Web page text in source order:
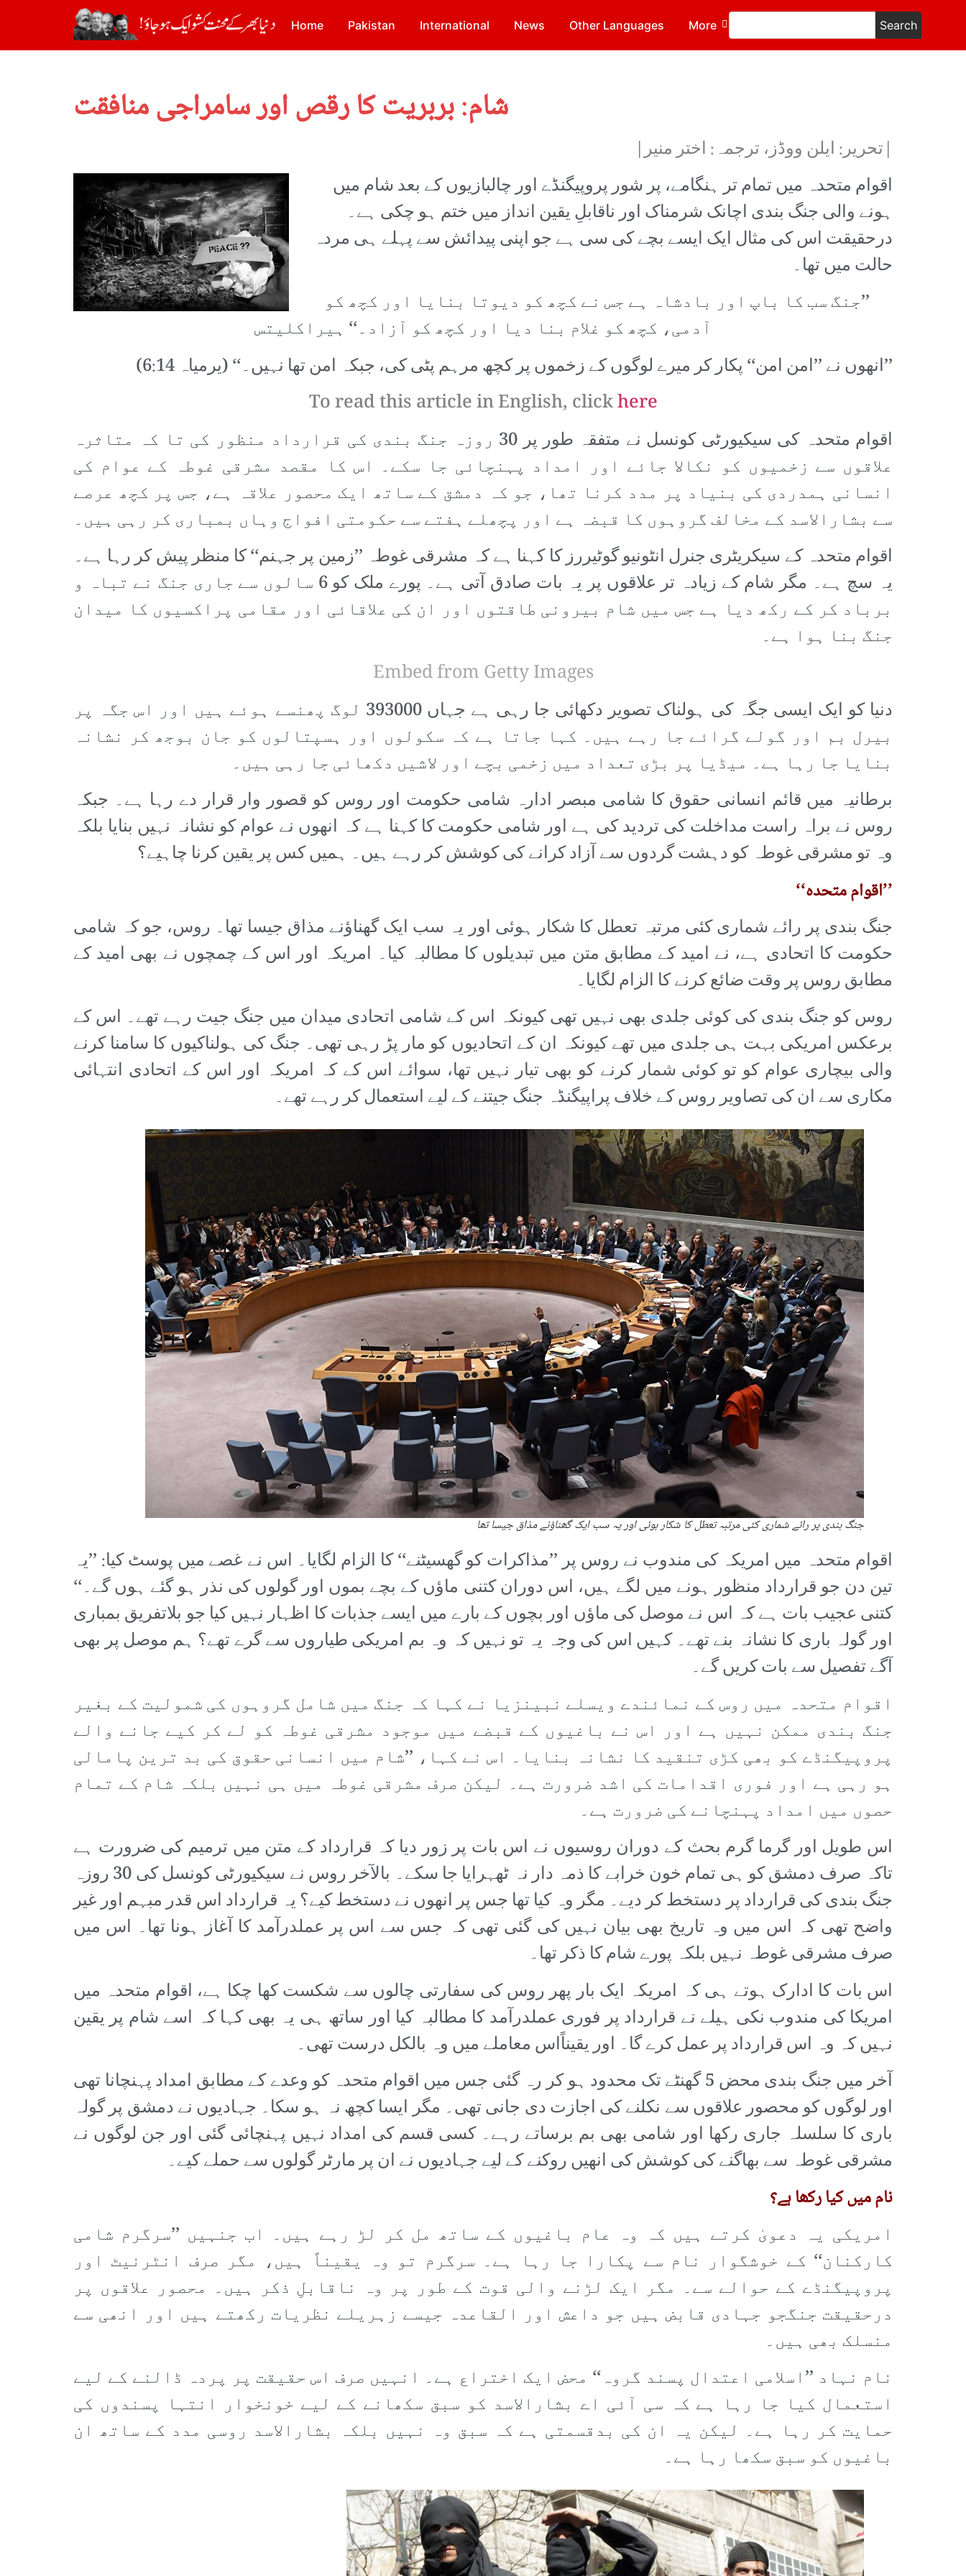
Home Pakistan International News Other Languages More Search
شام: بربریت کا رقص اور سامراجی منافقت
|تحریر: ایلن ووڈز، ترجمہ: اختر منیر|
اقوام متحدہ میں تمام تر ہنگامے، پر شور پروپیگنڈے اور چالبازیوں کے بعد شام میں
ہونے والی جنگ بندی اچانک شرمناک اور ناقابلِ یقین انداز میں ختم ہو چکی ہے۔
درحقیقت اس کی مثال ایک ایسے بچے کی سی ہے جو اپنی پیدائش سے پہلے ہی مردہ
حالت میں تھا۔
’’جنگ سب کا باپ اور بادشاہ ہے جس نے کچھ کو دیوتا بنایا اور کچھ کو
آدمی، کچھ کو غلام بنا دیا اور کچھ کو آزاد۔‘‘ ہیراکلیتس
’’انھوں نے ’’امن امن‘‘ پکار کر میرے لوگوں کے زخموں پر کچھ مرہم پٹی کی، جبکہ امن تھا نہیں۔‘‘(یرمیاہ 6:14)
To read this article in English, clickhere
اقوام متحدہ کی سیکیورٹی کونسل نے متفقہ طور پر 30 روزہ جنگ بندی کی قرارداد منظور کی تا کہ متاثرہ
علاقوں سے زخمیوں کو نکالا جائے اور امداد پہنچائی جا سکے۔ اس کا مقصد مشرقی غوطہ کے عوام کی
انسانی ہمدردی کی بنیاد پر مدد کرنا تھا، جو کہ دمشق کے ساتھ ایک محصور علاقہ ہے، جس پر کچھ عرصے
سے بشارالاسد کے مخالف گروہوں کا قبضہ ہے اور پچھلے ہفتے سے حکومتی افواج وہاں بمباری کر رہی ہیں۔
اقوام متحدہ کے سیکریٹری جنرل انٹونیو گوٹیررز کا کہنا ہے کہ مشرقی غوطہ ’’زمین پر جہنم‘‘ کا منظر پیش کر رہا ہے۔
یہ سچ ہے۔ مگر شام کے زیادہ تر علاقوں پر یہ بات صادق آتی ہے۔ پورے ملک کو 6 سالوں سے جاری جنگ نے تباہ و
برباد کر کے رکھ دیا ہے جس میں شام بیرونی طاقتوں اور ان کی علاقائی اور مقامی پراکسیوں کا میدان
جنگ بنا ہوا ہے۔
Embed from Getty Images
دنیا کو ایک ایسی جگہ کی ہولناک تصویر دکھائی جا رہی ہے جہاں 393000 لوگ پھنسے ہوئے ہیں اور اس جگہ پر
بیرل بم اور گولے گرائے جا رہے ہیں۔ کہا جاتا ہے کہ سکولوں اور ہسپتالوں کو جان بوجھ کر نشانہ
بنایا جا رہا ہے۔ میڈیا پر بڑی تعداد میں زخمی بچے اور لاشیں دکھائی جا رہی ہیں۔
برطانیہ میں قائم انسانی حقوق کا شامی مبصر ادارہ شامی حکومت اور روس کو قصور وار قرار دے رہا ہے۔ جبکہ
روس نے براہ راست مداخلت کی تردید کی ہے اور شامی حکومت کا کہنا ہے کہ انھوں نے عوام کو نشانہ نہیں بنایا بلکہ
وہ تو مشرقی غوطہ کو دہشت گردوں سے آزاد کرانے کی کوشش کر رہے ہیں۔ ہمیں کس پر یقین کرنا چاہیے؟
’’اقوام متحدہ‘‘
جنگ بندی پر رائے شماری کئی مرتبہ تعطل کا شکار ہوئی اور یہ سب ایک گھناؤنے مذاق جیسا تھا۔ روس، جو کہ شامی
حکومت کا اتحادی ہے، نے امید کے مطابق متن میں تبدیلوں کا مطالبہ کیا۔ امریکہ اور اس کے چمچوں نے بھی امید کے
مطابق روس پر وقت ضائع کرنے کا الزام لگایا۔
روس کو جنگ بندی کی کوئی جلدی بھی نہیں تھی کیونکہ اس کے شامی اتحادی میدان میں جنگ جیت رہے تھے۔ اس کے
برعکس امریکی بہت ہی جلدی میں تھے کیونکہ ان کے اتحادیوں کو مار پڑ رہی تھی۔ جنگ کی ہولناکیوں کا سامنا کرنے
والی بیچاری عوام کو تو کوئی شمار کرنے کو بھی تیار نہیں تھا، سوائے اس کے کہ امریکہ اور اس کے اتحادی انتہائی
مکاری سے ان کی تصاویر روس کے خلاف پراپیگنڈہ جنگ جیتنے کے لیے استعمال کر رہے تھے۔
جنگ بندی پر رائے شماری کئی مرتبہ تعطل کا شکار ہوئی اور یہ سب ایک گھناؤنے مذاق جیسا تھا
اقوام متحدہ میں امریکہ کی مندوب نے روس پر ’’مذاکرات کو گھسیٹنے‘‘ کا الزام لگایا۔ اس نے غصے میں پوسٹ کیا: ’’یہ
تین دن جو قرارداد منظور ہونے میں لگے ہیں، اس دوران کتنی ماؤں کے بچے بموں اور گولوں کی نذر ہو گئے ہوں گے۔‘‘
کتنی عجیب بات ہے کہ اس نے موصل کی ماؤں اور بچوں کے بارے میں ایسے جذبات کا اظہار نہیں کیا جو بلاتفریق بمباری
اور گولہ باری کا نشانہ بنے تھے۔ کہیں اس کی وجہ یہ تو نہیں کہ وہ بم امریکی طیاروں سے گرے تھے؟ ہم موصل پر بھی
آگے تفصیل سے بات کریں گے۔
اقوام متحدہ میں روس کے نمائندے ویسلے نبینزیا نے کہا کہ جنگ میں شامل گروہوں کی شمولیت کے بغیر
جنگ بندی ممکن نہیں ہے اور اس نے باغیوں کے قبضے میں موجود مشرقی غوطہ کو لے کر کیے جانے والے
پروپیگنڈے کو بھی کڑی تنقید کا نشانہ بنایا۔ اس نے کہا، ’’شام میں انسانی حقوق کی بد ترین پامالی
ہو رہی ہے اور فوری اقدامات کی اشد ضرورت ہے۔ لیکن صرف مشرقی غوطہ میں ہی نہیں بلکہ شام کے تمام
حصوں میں امداد پہنچانے کی ضرورت ہے۔
اس طویل اور گرما گرم بحث کے دوران روسیوں نے اس بات پر زور دیا کہ قرارداد کے متن میں ترمیم کی ضرورت ہے
تاکہ صرف دمشق کو ہی تمام خون خرابے کا ذمہ دار نہ ٹھہرایا جا سکے۔ بالآخر روس نے سیکیورٹی کونسل کی 30 روزہ
جنگ بندی کی قرارداد پر دستخط کر دیے۔ مگر وہ کیا تھا جس پر انھوں نے دستخط کیے؟ یہ قرارداد اس قدر مبہم اور غیر
واضح تھی کہ اس میں وہ تاریخ بھی بیان نہیں کی گئی تھی کہ جس سے اس پر عملدرآمد کا آغاز ہونا تھا۔ اس میں
صرف مشرقی غوطہ نہیں بلکہ پورے شام کا ذکر تھا۔
اس بات کا ادارک ہوتے ہی کہ امریکہ ایک بار پھر روس کی سفارتی چالوں سے شکست کھا چکا ہے، اقوام متحدہ میں
امریکا کی مندوب نکی ہیلے نے قرارداد پر فوری عملدرآمد کا مطالبہ کیا اور ساتھ ہی یہ بھی کہا کہ اسے شام پر یقین
نہیں کہ وہ اس قرارداد پر عمل کرے گا۔ اور یقیناًاس معاملے میں وہ بالکل درست تھی۔
آخر میں جنگ بندی محض 5 گھنٹے تک محدود ہو کر رہ گئی جس میں اقوام متحدہ کو وعدے کے مطابق امداد پہنچانا تھی
اور لوگوں کو محصور علاقوں سے نکلنے کی اجازت دی جانی تھی۔ مگر ایسا کچھ نہ ہو سکا۔ جہادیوں نے دمشق پر گولہ
باری کا سلسلہ جاری رکھا اور شامی بھی بم برساتے رہے۔ کسی قسم کی امداد نہیں پہنچائی گئی اور جن لوگوں نے
مشرقی غوطہ سے بھاگنے کی کوشش کی انھیں روکنے کے لیے جہادیوں نے ان پر مارٹر گولوں سے حملے کیے۔
نام میں کیا رکھا ہے؟
امریکی یہ دعویٰ کرتے ہیں کہ وہ عام باغیوں کے ساتھ مل کر لڑ رہے ہیں۔ اب جنہیں ’’سرگرم شامی
کارکنان‘‘ کے خوشگوار نام سے پکارا جا رہا ہے۔ سرگرم تو وہ یقیناً ہیں، مگر صرف انٹرنیٹ اور
پروپیگنڈے کے حوالے سے۔ مگر ایک لڑنے والی قوت کے طور پر وہ ناقابلِ ذکر ہیں۔ محصور علاقوں پر
درحقیقت جنگجو جہادی قابض ہیں جو داعش اور القاعدہ جیسے زہریلے نظریات رکھتے ہیں اور انھی سے
منسلک بھی ہیں۔
نام نہاد ’’اسلامی اعتدال پسند گروہ‘‘ محض ایک اختراع ہے۔ انہیں صرف اس حقیقت پر پردہ ڈالنے کے لیے
استعمال کیا جا رہا ہے کہ سی آئی اے بشارالاسد کو سبق سکھانے کے لیے خونخوار انتہا پسندوں کی
حمایت کر رہا ہے۔ لیکن یہ ان کی بدقسمتی ہے کہ سبق وہ نہیں بلکہ بشارالاسد روسی مدد کے ساتھ ان
باغیوں کو سبق سکھا رہا ہے۔